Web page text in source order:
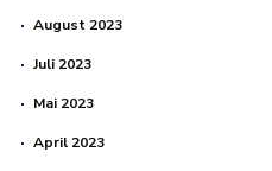
August 2023
Juli 2023
Mai 2023
April 2023